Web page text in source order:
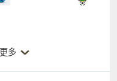
更多